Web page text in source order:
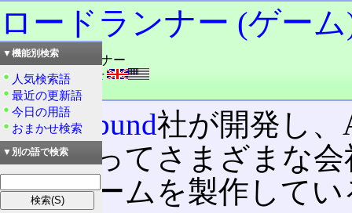
ロードランナー (ゲー
読み：ロードランナー
外語：Lode Runner
品詞：商品名
Broderbund社が開発し
代によってさまざまな
このゲームを製作してい
▼機能別検索
人気検索語
最近の更新語
今日の用語
おまかせ検索
▼別の語で検索